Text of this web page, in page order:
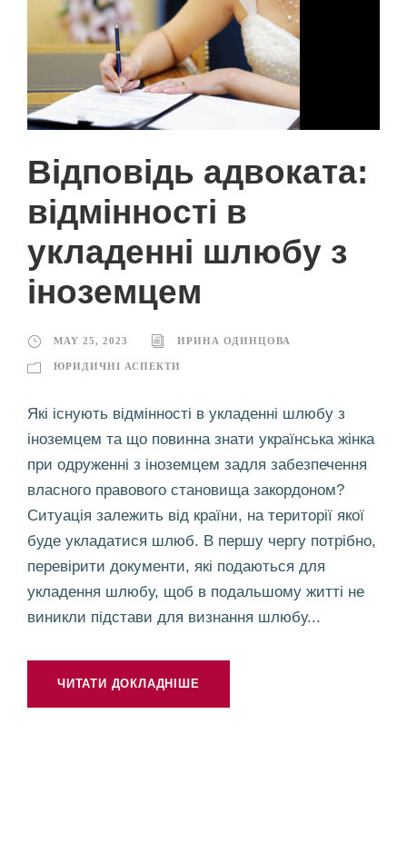
Відповідь адвоката:
відмінності в
укладенні шлюбу з
іноземцем
MAY 25, 2023 ИРИНА ОДИНЦОВА
ЮРИДИЧНІ АСПЕКТИ
Які існують відмінності в укладенні шлюбу з
іноземцем та що повинна знати українська жінка
при одруженні з іноземцем задля забезпечення
власного правового становища закордоном?
Ситуація залежить від країни, на території якої
буде укладатися шлюб. В першу чергу потрібно,
перевірити документи, які подаються для
укладення шлюбу, щоб в подальшому житті не
виникли підстави для визнання шлюбу...
ЧИТАТИ ДОКЛАДНІШЕ